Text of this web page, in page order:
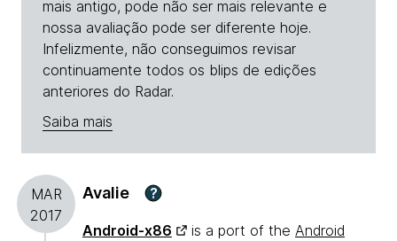
mais antigo, pode não ser mais relevante e
nossa avaliação pode ser diferente hoje.
Infelizmente, não conseguimos revisar
continuamente todos os blips de edições
anteriores do Radar.
Saiba mais
MAR
2017
Avalie ?
Android-x86 is a port of the Android